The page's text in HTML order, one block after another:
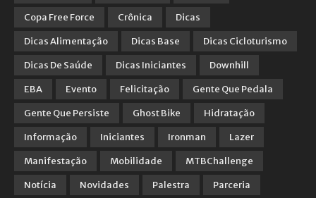
Copa Free Force
Crônica
Dicas
Dicas Alimentação
Dicas Base
Dicas Cicloturismo
Dicas De Saúde
Dicas Iniciantes
Downhill
EBA
Evento Felicitação
Gente Que Pedala
Gente Que Persiste
Ghost Bike
Hidratação
Informação
Iniciantes Ironman
Lazer
Manifestação
Mobilidade
MTBChallenge
Notícia
Novidades Palestra
Parceria